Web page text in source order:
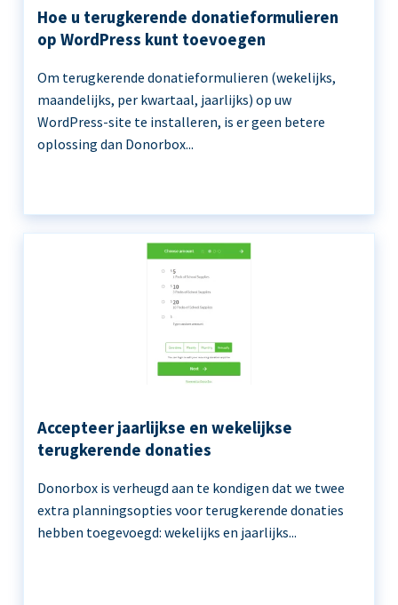
Hoe u terugkerende donatieformulieren
op WordPress kunt toevoegen
Om terugkerende donatieformulieren (wekelijks,
maandelijks, per kwartaal, jaarlijks) op uw
WordPress-site te installeren, is er geen betere
oplossing dan Donorbox...
Accepteer jaarlijkse en wekelijkse
terugkerende donaties
Donorbox is verheugd aan te kondigen dat we twee
extra planningsopties voor terugkerende donaties
hebben toegevoegd: wekelijks en jaarlijks...